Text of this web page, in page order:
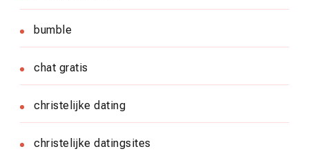
bumble
chat gratis
christelijke dating
christelijke datingsites